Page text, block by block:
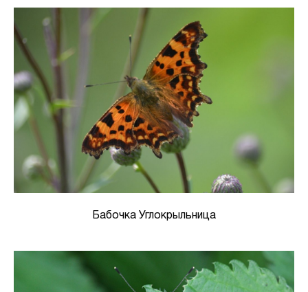
Бабочка Углокрыльница